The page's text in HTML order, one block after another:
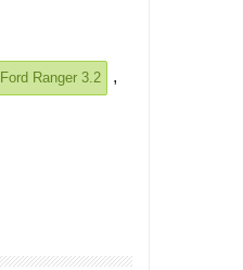
Ranger 3.2 ,